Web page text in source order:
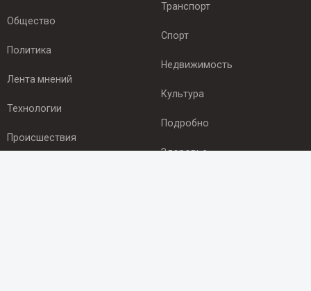
Общество
Политика
Лента мнений
Технологии
Происшествия
Транспорт
Спорт
Недвижимость
Культура
Подробно
Здоровье